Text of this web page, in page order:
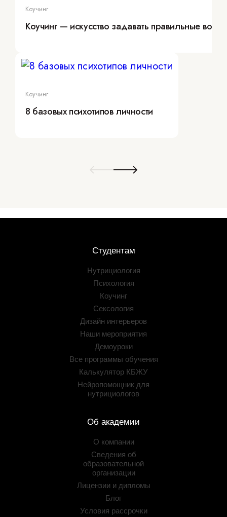
Коучинг
Коучинг — искусство задавать правильные
Коучинг
8 базовых психотипов личности
Студентам
Нутрициология
Психология
Коучинг
Сексология
Дизайн интерьеров
Наши мероприятия
Демоуроки
Все программы обучения
Калькулятор КБЖУ
Нейропомощник для
нутрициологов
Об академии
О компании
Сведения об
образовательной
организации
Лицензии и дипломы
Блог
Условия рассрочки